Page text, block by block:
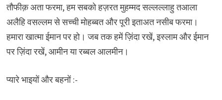
तौफीक़ अता फरमा, हम सबको हज़रत मुहम्मद सल्लल्लाहु तआला
अलैहि वसल्लम से सच्ची मोहब्बत और पूरी इताअत नसीब फरमा।
हमारा खात्मा ईमान पर हो। जब तक हमें ज़िंदा रखें, इस्लाम और ईमान
पर ज़िंदा रखें, आमीन या रब्बल आलमीन।
प्यारे भाइयों और बहनों :-